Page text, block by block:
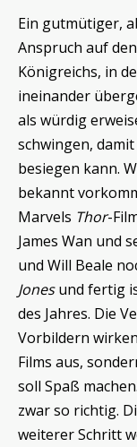
Ein gutmütiger,
Anspruch auf
Königreichs, in
ineinander
als würdig
schwingen,
besiegen kann.
bekannt
Marvels Thor-
James Wan und
und Will Beale
Jonesund fertig
des Jahres. Die
Vorbildern
Films aus,
soll Spaß
zwar so richtig.
weiterer Schritt